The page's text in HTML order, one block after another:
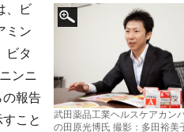
武田薬品工業ヘルスケアカン
の田原光博氏 撮影：多田裕美
、ビ
ミン
ビタ
ンニ
の報告
こと